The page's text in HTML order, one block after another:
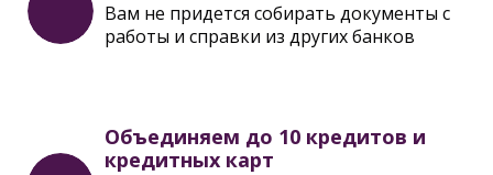
Вам не придется собирать документы с
работы и справки из других банков
Объединяем до 10 кредитов и
кредитных карт